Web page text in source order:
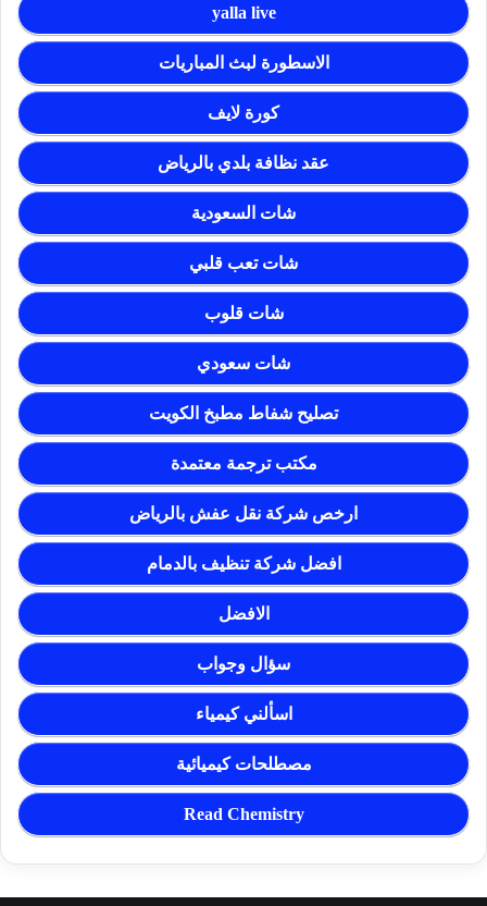
yalla live
الاسطورة لبث المباريات
كورة لايف
عقد نظافة بلدي بالرياض
شات السعودية
شات تعب قلبي
شات قلوب
شات سعودي
تصليح شفاط مطبخ الكويت
مكتب ترجمة معتمدة
ارخص شركة نقل عفش بالرياض
افضل شركة تنظيف بالدمام
الافضل
سؤال وجواب
اسألني كيمياء
مصطلحات كيميائية
Read Chemistry